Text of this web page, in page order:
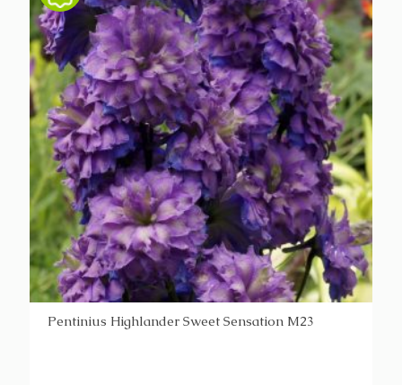
Pentinius Highlander Sweet Sensation M23